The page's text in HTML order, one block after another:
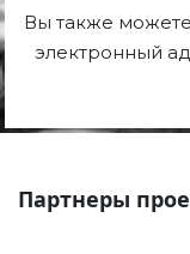
Вы также
электронный
Партнеры